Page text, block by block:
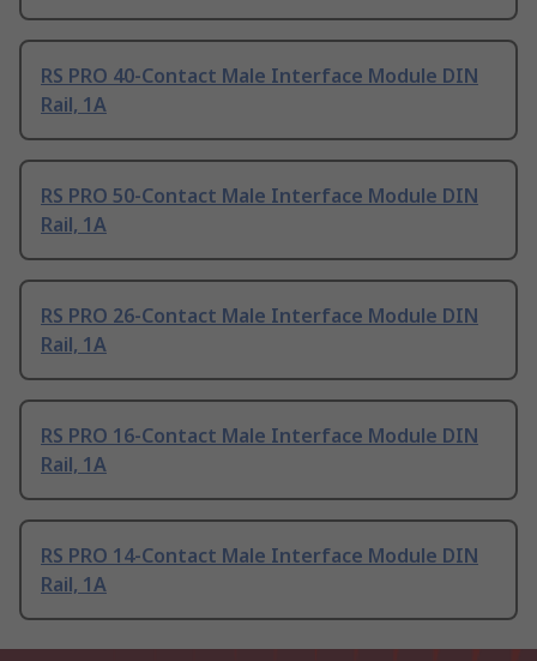
RS PRO 40-Contact Male Interface Module DIN
Rail, 1A
RS PRO 50-Contact Male Interface Module DIN
Rail, 1A
RS PRO 26-Contact Male Interface Module DIN
Rail, 1A
RS PRO 16-Contact Male Interface Module DIN
Rail, 1A
RS PRO 14-Contact Male Interface Module DIN
Rail, 1A